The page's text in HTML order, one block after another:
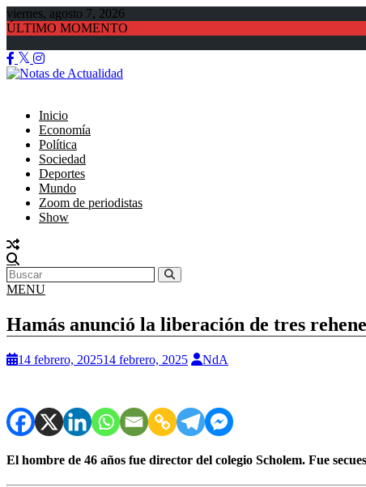
Saltar
al
viernes, agosto 7, 2026
ÚLTIMO MOMENTO
Ex Potenciar Trabajo de ANSES: quiénes cobran $78.000 en
Inicio
Economía
Política
Sociedad
Deportes
Mundo
Zoom de periodistas
Show
MENU
Hamás anunció la liberación de tres
14 febrero, 202514 febrero, 2025 NdA
El hombre de 46 años fue director del colegio Scholem. Fue